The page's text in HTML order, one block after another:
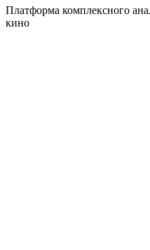
Платформа комплексного
кино